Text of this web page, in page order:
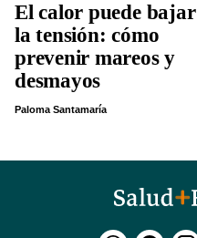
El calor puede bajar
la tensión: cómo
prevenir mareos y
desmayos
Paloma Santamaría